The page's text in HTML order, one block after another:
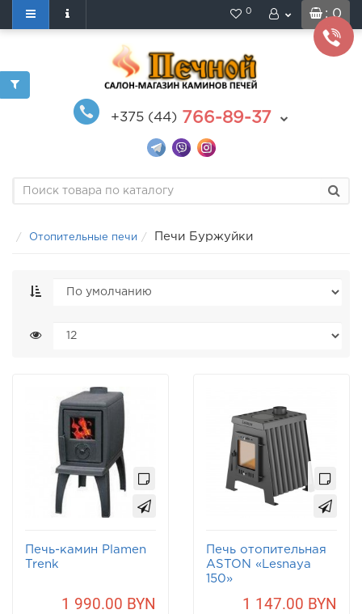
: 0
0
+375 (44) 766-89-37
Отопительные печи Печи Буржуйки
Печь-камин Plamen
Trenk
1 990.00 BYN
Печь отопительная
ASTON «Lesnaya
150»
1 147.00 BYN